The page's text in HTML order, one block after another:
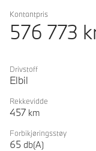
Kontantpris
576 773
Drivstoff
Elbil
Rekkevidde
457 km
Forbikjøringsstøy
65 db(A)